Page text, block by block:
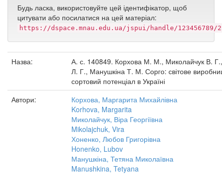
Будь ласка, використовуйте цей ідентифікатор, щоб
цитувати або посилатися на цей матеріал:
https://dspace.mnau.edu.ua/jspui/handle/123456789/
Назва:
А. с. 140849. Корхова М. М., Миколайчук В.
Л. Г., Манушкіна Т. М. Сорго: світове
сортовий потенціал в Україні
Автори:
Корхова, Маргарита Михайлівна
Korhova, Margarita
Миколайчук, Віра Георгіївна
Mikolajchuk, Vira
Хоненко, Любов Григорівна
Honenko, Lubov
Манушкіна, Тетяна Миколаївна
Manushkina, Tetyana